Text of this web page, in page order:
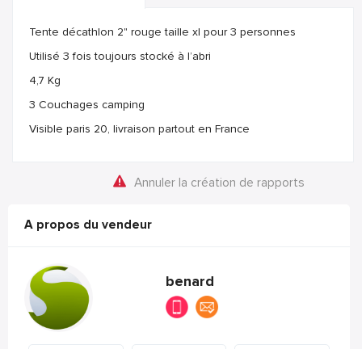
Tente décathlon 2" rouge taille xl pour 3 personnes
Utilisé 3 fois toujours stocké à l’abri
4,7 Kg
3 Couchages camping
Visible paris 20, livraison partout en France
Annuler la création de rapports
A propos du vendeur
benard